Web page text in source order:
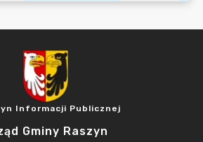
Informacji Publicznej
Gminy Raszyn